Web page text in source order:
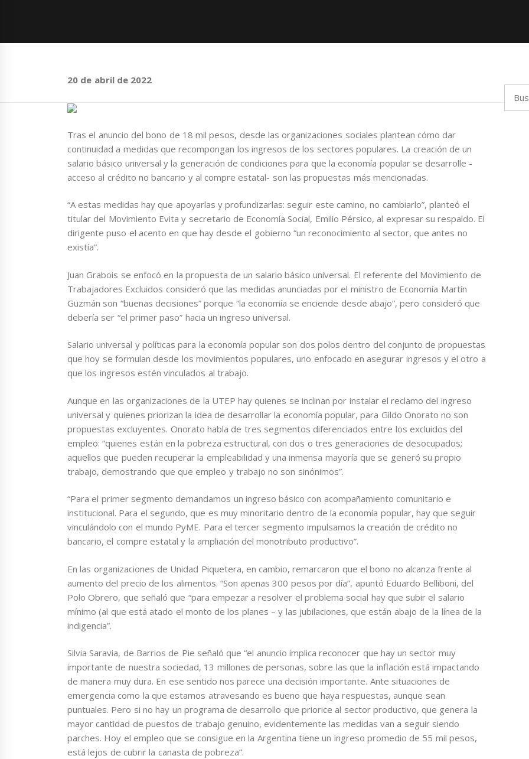
20 de abril de 2022
Tras el anuncio del bono de 18 mil pesos, desde las organizaciones sociales plantean cómo dar
continuidad a medidas que recompongan los ingresos de los sectores populares. La creación de un
salario básico universal y la generación de condiciones para que la economía popular se desarrolle -
acceso al crédito no bancario y al compre estatal- son las propuestas más mencionadas.
“A estas medidas hay que apoyarlas y profundizarlas: seguir este camino, no cambiarlo”, planteó el
titular del Movimiento Evita y secretario de Economía Social, Emilio Pérsico, al expresar su respaldo. El
dirigente puso el acento en que hay desde el gobierno “un reconocimiento al sector, que antes no
existía”.
Juan Grabois se enfocó en la propuesta de un salario básico universal. El referente del Movimiento de
Trabajadores Excluidos consideró que las medidas anunciadas por el ministro de Economía Martín
Guzmán son “buenas decisiones” porque “la economía se enciende desde abajo”, pero consideró que
debería ser “el primer paso” hacia un ingreso universal.
Salario universal y políticas para la economía popular son dos polos dentro del conjunto de propuestas
que hoy se formulan desde los movimientos populares, uno enfocado en asegurar ingresos y el otro a
que los ingresos estén vinculados al trabajo.
Aunque en las organizaciones de la UTEP hay quienes se inclinan por instalar el reclamo del ingreso
universal y quienes priorizan la idea de desarrollar la economía popular, para Gildo Onorato no son
propuestas excluyentes. Onorato habla de tres segmentos diferenciados entre los excluidos del
empleo: “quienes están en la pobreza estructural, con dos o tres generaciones de desocupados;
aquellos que pueden recuperar la empleabilidad y una inmensa mayoría que se generó su propio
trabajo, demostrando que que empleo y trabajo no son sinónimos”.
“Para el primer segmento demandamos un ingreso básico con acompañamiento comunitario e
institucional. Para el segundo, que es muy minoritario dentro de la economía popular, hay que seguir
vinculándolo con el mundo PyME. Para el tercer segmento impulsamos la creación de crédito no
bancario, el compre estatal y la ampliación del monotributo productivo”.
En las organizaciones de Unidad Piquetera, en cambio, remarcaron que el bono no alcanza frente al
aumento del precio de los alimentos. “Son apenas 300 pesos por día”, apuntó Eduardo Belliboni, del
Polo Obrero, que señaló que “para empezar a resolver el problema social hay que subir el salario
mínimo (al que está atado el monto de los planes – y las jubilaciones, que están abajo de la línea de la
indigencia”.
Silvia Saravia, de Barrios de Pie señaló que “el anuncio implica reconocer que hay un sector muy
importante de nuestra sociedad, 13 millones de personas, sobre las que la inflación está impactando
de manera muy dura. En ese sentido nos parece una decisión importante. Ante situaciones de
emergencia como la que estamos atravesando es bueno que haya respuestas, aunque sean
puntuales. Pero si no hay un programa de desarrollo que priorice al sector productivo, que genera la
mayor cantidad de puestos de trabajo genuino, evidentemente las medidas van a seguir siendo
parches. Hoy el empleo que se consigue en la Argentina tiene un ingreso promedio de 55 mil pesos,
está lejos de cubrir la canasta de pobreza”.